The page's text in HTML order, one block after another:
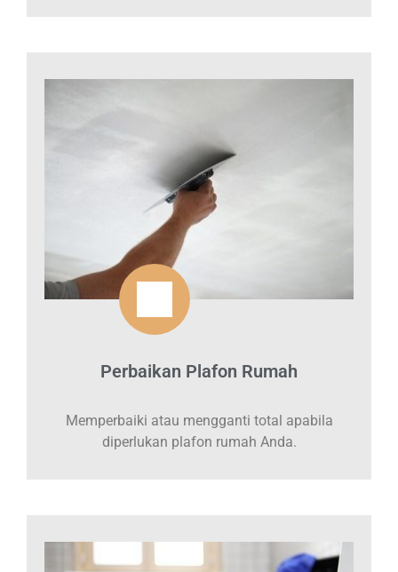
Perbaikan Plafon Rumah
Memperbaiki atau mengganti total apabila
diperlukan plafon rumah Anda.